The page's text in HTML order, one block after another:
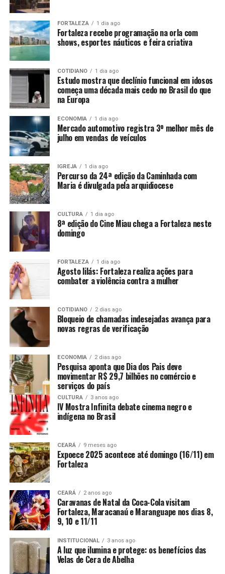
FORTALEZA 1 dia ago
Fortaleza recebe programação na orla com
shows, esportes náuticos e feira criativa
COTIDIANO 1 dia ago
Estudo mostra que declínio funcional em idosos
começa uma década mais cedo no Brasil do que
na Europa
ECONOMIA 1 dia ago
Mercado automotivo registra 3º melhor mês de
julho em vendas de veículos
IGREJA 1 dia ago
Percurso da 24ª edição da Caminhada com
Maria é divulgada pela arquidiocese
CULTURA 1 dia ago
8ª edição do Cine Miau chega a Fortaleza neste
domingo
FORTALEZA 1 dia ago
Agosto lilás: Fortaleza realiza ações para
combater a violência contra a mulher
COTIDIANO 2 dias ago
Bloqueio de chamadas indesejadas avança para
novas regras de verificação
ECONOMIA 2 dias ago
Pesquisa aponta que Dia dos Pais deve
movimentar R$ 29,7 bilhões no comércio e
serviços do país
CULTURA 3 anos ago
IV Mostra Infinita debate cinema negro e
indígena no Brasil
CEARÁ 9 meses ago
Expoece 2025 acontece até domingo (16/11) em
Fortaleza
CEARÁ 2 anos ago
Caravanas de Natal da Coca-Cola visitam
Fortaleza, Maracanaú e Maranguape nos dias 8,
9, 10 e 11/11
INSTITUCIONAL 3 anos ago
A luz que ilumina e protege: os benefícios das
Velas de Cera de Abelha